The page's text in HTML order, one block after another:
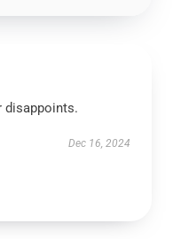
disappoints.
Dec 16, 2024